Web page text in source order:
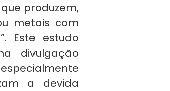
produzem,
metais com
Este estudo
divulgação
a devida